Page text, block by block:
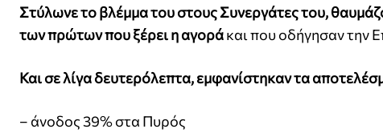
Στύλωνε το βλέμμα του στους Συνεργάτες του,
των πρώτων που ξέρει η αγοράκαι που οδήγησαν την
Και σε λίγα δευτερόλεπτα, εμφανίστηκαν τα
– άνοδος 39% στα Πυρός